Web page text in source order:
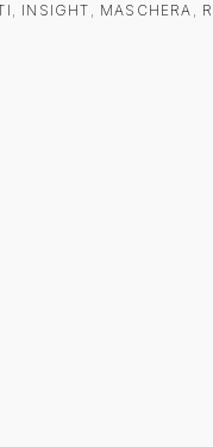
, INSIGHT , MASCHERA ,